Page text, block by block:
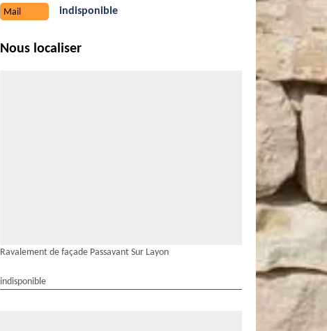
Mail indisponible
Nous localiser
Ravalement de façade Passavant Sur Layon
indisponible